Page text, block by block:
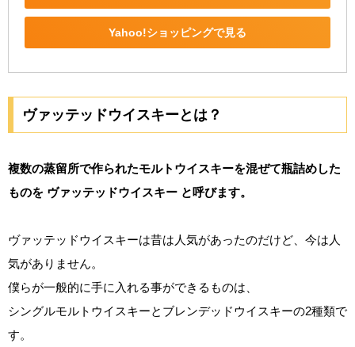
Yahoo!ショッピングで見る
ヴァッテッドウイスキーとは？
複数の蒸留所で作られたモルトウイスキーを混ぜて瓶詰めした
ものを ヴァッテッドウイスキー と呼びます。
ヴァッテッドウイスキーは昔は人気があったのだけど、今は人
気がありません。
僕らが一般的に手に入れる事ができるものは、
シングルモルトウイスキーとブレンデッドウイスキーの2種類で
す。